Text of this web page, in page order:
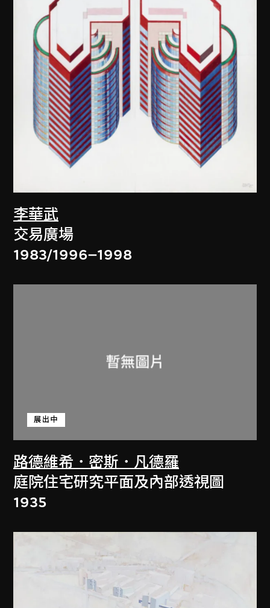
李華武
交易廣場
1983/1996–1998
路德維希．密斯．凡德羅
展出中
庭院住宅研究平面及內部透視圖
1935